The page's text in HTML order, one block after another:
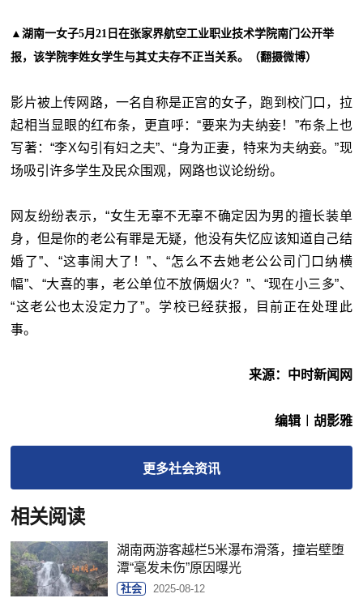
▲湖南一女子5月21日在张家界航空工业职业技术学院南门公开举
报，该学院李姓女学生与其丈夫存不正当关系。（翻摄微博）
影片被上传网路，一名自称是正宫的女子，跑到校门口，拉
起相当显眼的红布条，更直呼：“要来为夫纳妾！”布条上也
写著：“李X勾引有妇之夫”、“身为正妻，特来为夫纳妾。”现
场吸引许多学生及民众围观，网路也议论纷纷。
网友纷纷表示，“女生无辜不无辜不确定因为男的擅长装单
身，但是你的老公有罪是无疑，他没有失忆应该知道自己结
婚了”、“这事闹大了！”、“怎么不去她老公公司门口纳横
幅”、“大喜的事，老公单位不放俩烟火？”、“现在小三多”、
“这老公也太没定力了”。学校已经获报，目前正在处理此
事。
来源：中时新闻网
编辑︱胡影雅
更多社会资讯
相关阅读
湖南两游客越栏5米瀑布滑落，撞岩壁堕
潭“毫发未伤”原因曝光
社会 2025-08-12